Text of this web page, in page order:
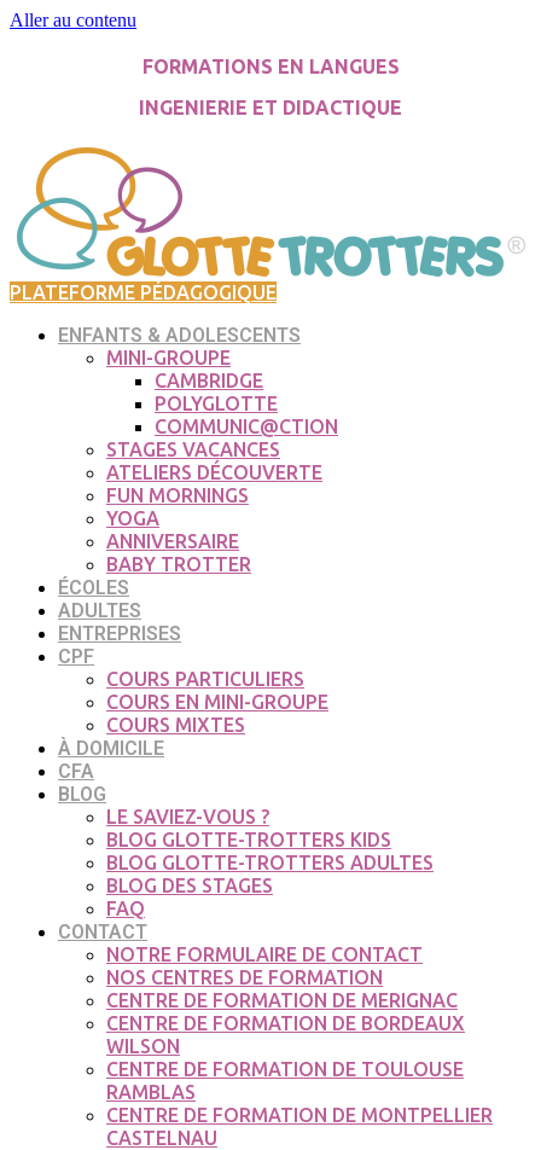
Aller au contenu
FORMATIONS EN LANGUES
INGENIERIE ET DIDACTIQUE
PLATEFORME PÉDAGOGIQUE
ENFANTS & ADOLESCENTS
MINI-GROUPE
CAMBRIDGE
POLYGLOTTE
COMMUNIC@CTION
STAGES VACANCES
ATELIERS DÉCOUVERTE
FUN MORNINGS
YOGA
ANNIVERSAIRE
BABY TROTTER
ÉCOLES
ADULTES
ENTREPRISES
CPF
COURS PARTICULIERS
COURS EN MINI-GROUPE
COURS MIXTES
À DOMICILE
CFA
BLOG
LE SAVIEZ-VOUS ?
BLOG GLOTTE-TROTTERS KIDS
BLOG GLOTTE-TROTTERS ADULTES
BLOG DES STAGES
FAQ
CONTACT
NOTRE FORMULAIRE DE CONTACT
NOS CENTRES DE FORMATION
CENTRE DE FORMATION DE MERIGNAC
CENTRE DE FORMATION DE BORDEAUX
WILSON
CENTRE DE FORMATION DE TOULOUSE
RAMBLAS
CENTRE DE FORMATION DE MONTPELLIER
CASTELNAU